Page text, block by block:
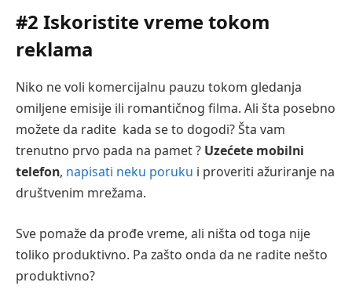
#2 Iskoristite vreme tokom
reklama
Niko ne voli komercijalnu pauzu tokom gledanja
omiljene emisije ili romantičnog filma. Ali šta posebno
možete da radite kada se to dogodi? Šta vam
trenutno prvo pada na pamet ? Uzećete mobilni
telefon, napisati neku poruku i proveriti ažuriranje na
društvenim mrežama.
Sve pomaže da prođe vreme, ali ništa od toga nije
toliko produktivno. Pa zašto onda da ne radite nešto
produktivno?